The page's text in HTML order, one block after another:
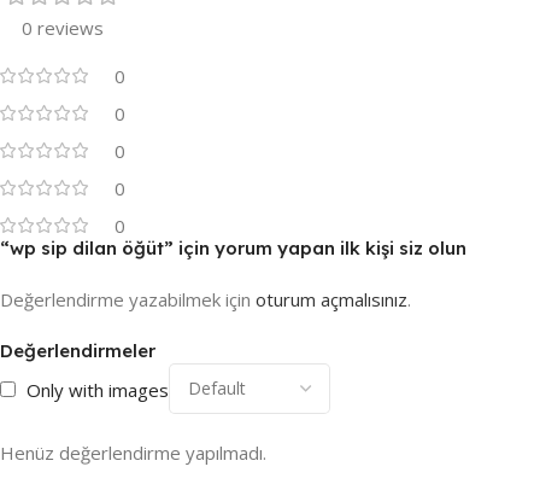
0 reviews
0
0
0
0
0
Değerlendirmeler
Only with images
Henüz değerlendirme yapılmadı.
“wp sip dilan öğüt” için yorum yapan ilk kişi siz olun
Değerlendirme yazabilmek için oturum açmalısınız.